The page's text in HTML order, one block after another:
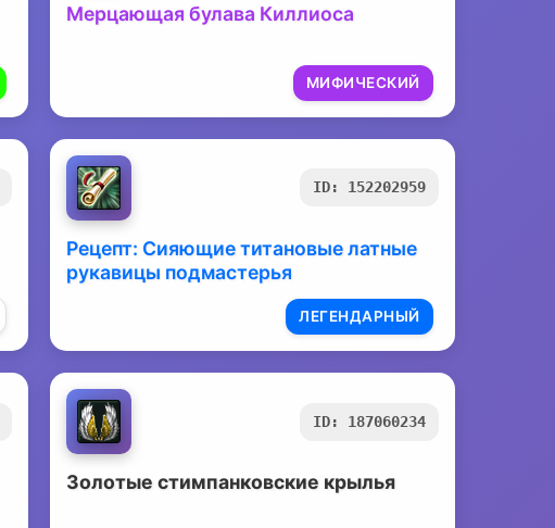
Мерцающая булава Киллиоса
МИФИЧЕСКИЙ
ID: 152202959
Рецепт: Сияющие титановые латные
рукавицы подмастерья
ЛЕГЕНДАРНЫЙ
ID: 187060234
Золотые стимпанковские крылья